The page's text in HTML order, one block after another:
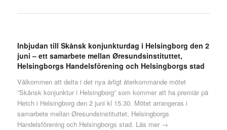
Inbjudan till Skånsk konjunkturdag i Helsingborg den 2
juni – ett samarbete mellan Øresundsinstituttet,
Helsingborgs Handelsförening och Helsingborgs stad
Välkommen att delta i det nya årligt återkommande mötet
”Skånsk konjunktur i Helsingborg” som kommer att ha premiär på
Hetch i Helsingborg den 2 juni kl 15.30. Mötet arrangeras i
samarbete mellan Øresundsinstituttet, Helsingborgs
Handelsförening och Helsingborgs stad. Läs mer →